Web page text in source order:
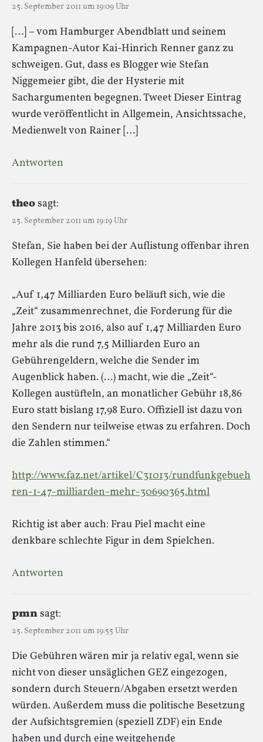
25. September 2011 um 19:09 Uhr
[…] – vom Hamburger Abendblatt und seinem
Kampagnen-Autor Kai-Hinrich Renner ganz zu
schweigen. Gut, dass es Blogger wie Stefan
Niggemeier gibt, die der Hysterie mit
Sachargumenten begegnen. Tweet Dieser Eintrag
wurde veröffentlicht in Allgemein, Ansichtssache,
Medienwelt von Rainer […]
Antworten
theosagt:
25. September 2011 um 19:19 Uhr
Stefan, Sie haben bei der Auflistung offenbar ihren
Kollegen Hanfeld übersehen:
„Auf 1,47 Milliarden Euro beläuft sich, wie die
„Zeit“ zusammenrechnet, die Forderung für die
Jahre 2013 bis 2016, also auf 1,47 Milliarden Euro
mehr als die rund 7,5 Milliarden Euro an
Gebührengeldern, welche die Sender im
Augenblick haben. (…) macht, wie die „Zeit“-
Kollegen austüfteln, an monatlicher Gebühr 18,86
Euro statt bislang 17,98 Euro. Offiziell ist dazu von
den Sendern nur teilweise etwas zu erfahren. Doch
die Zahlen stimmen.“
http://www.faz.net/artikel/C31013/rundfunkgebueh
ren-1-47-milliarden-mehr-30690365.html
Richtig ist aber auch: Frau Piel macht eine
denkbare schlechte Figur in dem Spielchen.
Antworten
pmnsagt:
25. September 2011 um 19:55 Uhr
Die Gebühren wären mir ja relativ egal, wenn sie
nicht von dieser unsäglichen GEZ eingezogen,
sondern durch Steuern/Abgaben ersetzt werden
würden. Außerdem muss die politische Besetzung
der Aufsichtsgremien (speziell ZDF) ein Ende
haben und durch eine weitgehende